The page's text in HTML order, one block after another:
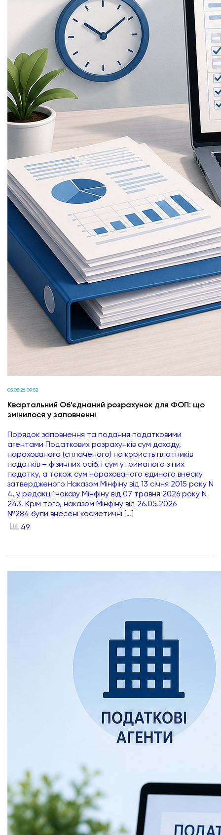
05.08.26 09:52
Квартальний Об’єднаний розрахунок для ФОП: що
змінилося у заповненні
Порядок заповнення та подання податковими
агентами Податкових розрахунків сум доходу,
нарахованого (сплаченого) на користь платників
податків – фізичних осіб, і сум утриманого з них
податку, а також сум нарахованого єдиного внеску
затвердженого Наказом Мінфіну від 13 січня 2015 року N
4, у редакції наказу Мінфіну від 07 травня 2026 року N
243. Крім того, наказом Мінфіну від 26.05.2026
№284 були внесені косметичні […]
49